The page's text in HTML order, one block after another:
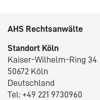
AHS Rechtsanwälte
Standort Köln
Kaiser-Wilhelm-Ring 34
50672 Köln
Deutschland
Tel: +49 221 9730960